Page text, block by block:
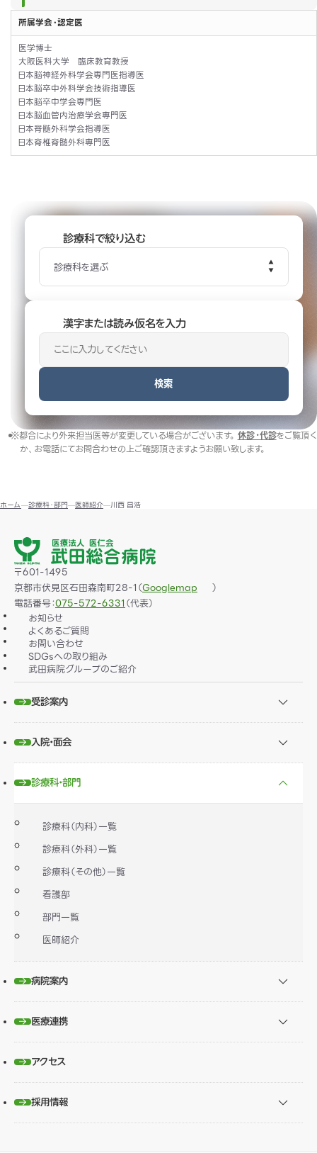
所属学会・認定医
医学博士
大阪医科大学 臨床教育教授
日本脳神経外科学会専門医指導医
日本脳卒中外科学会技術指導医
日本脳卒中学会専門医
日本脳血管内治療学会専門医
日本脊髄外科学会指導医
日本脊椎脊髄外科専門医
診療科で絞り込む
診療科を選ぶ
漢字または読み仮名を入力
検索
※都合により外来担当医等が変更している場合がございます。 休診・代診をご覧頂く
か、お電話にてお問合わせの上ご確認頂きますようお願い致します。
ホーム 診療科・部門 医師紹介 川西 昌浩
〒601-1495
京都市伏見区石田森南町28-1（Googlemap
）
電話番号：075-572-6331（代表）
お知らせ
よくあるご質問
お問い合わせ
SDGsへの取り組み
武田病院グループのご紹介
受診案内
入院・面会
診療科・部門
診療科（内科）一覧
診療科（外科）一覧
診療科（その他）一覧
看護部
部門一覧
医師紹介
病院案内
医療連携
アクセス
採用情報